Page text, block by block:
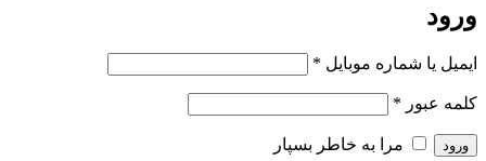
ورود
ایمیل یا شماره موبایل *
کلمه عبور *
ورود مرا به خاطر بسپار